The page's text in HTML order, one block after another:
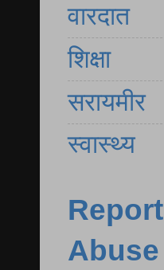
वारदात
शिक्षा
सरायमीर
स्वास्थ्य
Report
Abuse